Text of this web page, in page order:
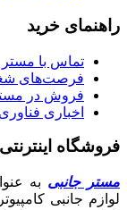
راهنمای خرید
تماس با مستر
فرصت‌های
فروش در
اخباری فناوری
فروشگاه
مستر جانبی به
لوازم جانبی